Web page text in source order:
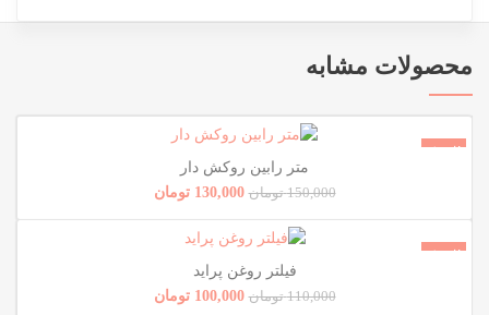
محصولات مشابه
فروش!
متر رابین روکش دار
150,000 تومان 130,000 تومان
فروش!
فیلتر روغن پراید
110,000 تومان 100,000 تومان